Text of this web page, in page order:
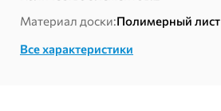
черный
доска
Материал доски:Полимерный лист
Все характеристики